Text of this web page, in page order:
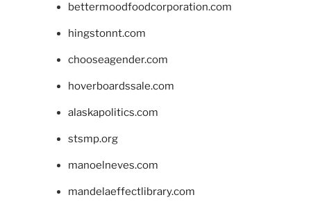
bettermoodfoodcorporation.com
hingstonnt.com
chooseagender.com
hoverboardssale.com
alaskapolitics.com
stsmp.org
manoelneves.com
mandelaeffectlibrary.com